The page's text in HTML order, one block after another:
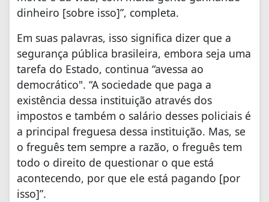
dinheiro [sobre isso]”, completa.
Em suas palavras, isso significa dizer que a
segurança pública brasileira, embora seja uma
tarefa do Estado, continua “avessa ao
democrático". “A sociedade que paga a
existência dessa instituição através dos
impostos e também o salário desses policiais é
a principal freguesa dessa instituição. Mas, se
o freguês tem sempre a razão, o freguês tem
todo o direito de questionar o que está
acontecendo, por que ele está pagando [por
isso]”.